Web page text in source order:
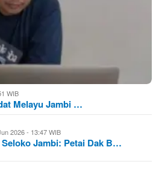
WIB
Melayu Jambi …
2026 - 13:47 WIB
Jambi: Petai Dak B…